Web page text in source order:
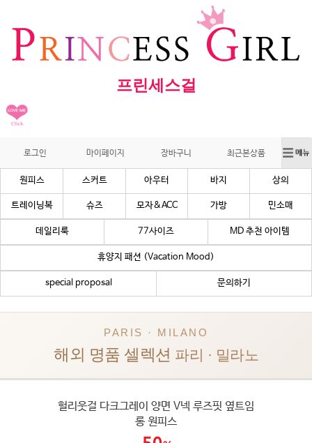
프린세스걸
로그인 마이페이지 장바구니 최근본상품
원피스 스커트 아우터 바지 상의
트레이닝복 슈즈 모자&ACC 가방 민소매
데일리룩 77사이즈 MD 추천 아이템
휴양지 패션 (Vacation Mood)
special proposal 문의하기
PARIS · MILANO
해외 명품 셀렉션 파리 · 밀라노
헐리웃걸 다크그레이 양면 V넥 루즈핏 옆트임
롱 원피스